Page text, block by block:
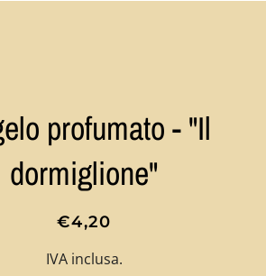
profumato - "Il
dormiglione"
Prezzo
listino
Prezzo
€4,20
IVA inclusa.